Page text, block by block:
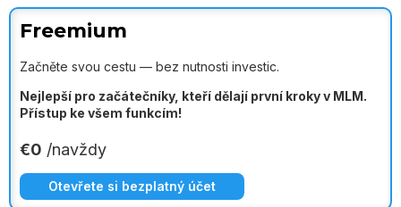
Freemium
Začněte svou cestu — bez nutnosti investic.
Nejlepší pro začátečníky, kteří dělají první kroky v MLM.
Přístup ke všem funkcím!
€0 /navždy
Otevřete si bezplatný účet